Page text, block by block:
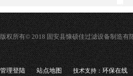
版权所有© 2018 固安县慷硕佳过滤设备制造有
管理登陆 站点地图 技术支持：环保在线